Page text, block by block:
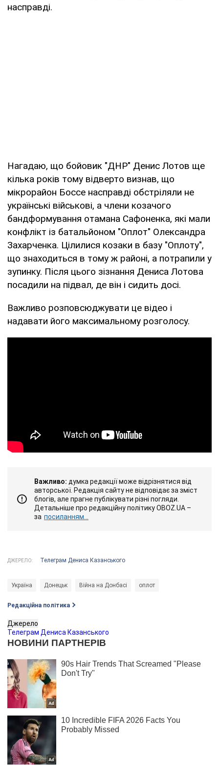
насправді.
Нагадаю, що бойовик "ДНР" Денис Лотов ще
кілька років тому відверто визнав, що
мікрорайон Боссе насправді обстріляли не
українські військові, а члени козачого
бандформування отамана Сафоненка, які мали
конфлікт із батальйоном "Оплот" Олександра
Захарченка. Цілилися козаки в базу "Оплоту",
що знаходиться в тому ж районі, а потрапили у
зупинку. Після цього зізнання Дениса Лотова
посадили на підвал, де він і сидить досі.
Важливо розповсюджувати це відео і
надавати його максимальному розголосу.
Важливо: думка редакції може відрізнятися від
авторської. Редакція сайту не відповідає за зміст
блогів, але прагне публікувати різні погляди.
Детальніше про редакційну політику OBOZ.UA –
за посиланням...
ДЖЕРЕЛО: Телеграм Дениса Казанського
Україна Донецьк Війна на Донбасі оплот
Редакційна політика
Джерело
Телеграм Дениса Казанського